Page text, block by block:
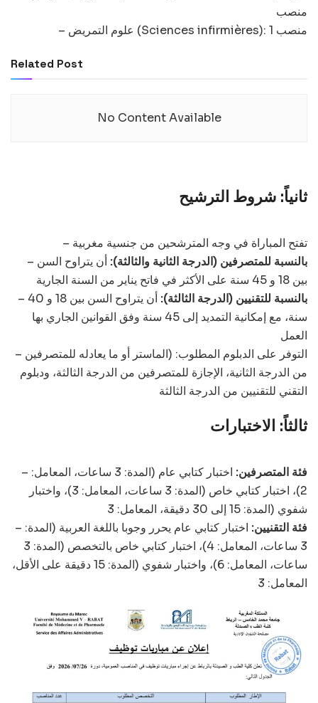
منصب
– علوم التمريض (Sciences infirmières): 1 منصب
Related Post
No Content Available
ثانياً: شروط الترشيح
– تفتح المباراة في وجه المترشحين من جنسية مغربية
–
بالنسبة للمتصرفين (الدرجة الثانية والثالثة): أن يتراوح السن
بين 18 و 45 سنة على الأكثر في فاتح يناير من السنة الجارية
–
بالنسبة للتقنيين (الدرجة الثالثة):
أن يتراوح السن بين 18 و 40
سنة، مع إمكانية التمديد إلى 45 سنة وفق القوانين الجاري بها
العمل
– التوفر على الدبلوم المطلوب: (الماستر أو ما يعادله للمتصرفين
من الدرجة الثانية، الإجازة للمتصرفين من الدرجة الثالثة، ودبلوم
التقني للتقنيين من الدرجة الثالثة
ثالثاً: الاختبارات
– فئة المتصرفين:
اختبار كتابي عام (المدة: 3 ساعات، المعامل:
2)، اختبار كتابي خاص (المدة: 3 ساعات، المعامل: 3)، واختبار
شفوي (المدة: 15 إلى 30 دقيقة، المعامل: 3
–
فئة التقنيين: اختبار كتابي عام يحرر وجوبا باللغة العربية (المدة:
3 ساعات، المعامل: 4)، اختبار كتابي خاص بالتخصص (المدة: 3
ساعات، المعامل: 6)، واختبار شفوي (المدة: 15 دقيقة على الأقل،
المعامل: 3